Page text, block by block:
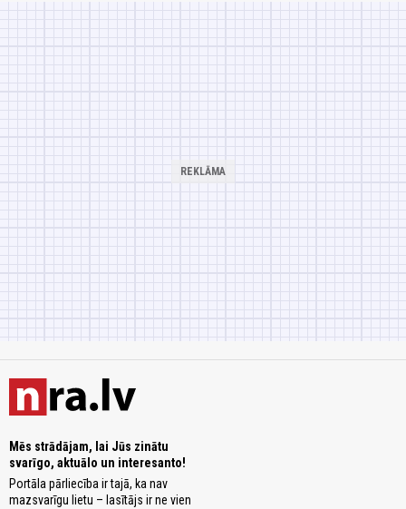
Mēs strādājam, lai Jūs zinātu
svarīgo, aktuālo un interesanto!
Portāla pārliecība ir tajā, ka nav
mazsvarīgu lietu – lasītājs ir ne vien